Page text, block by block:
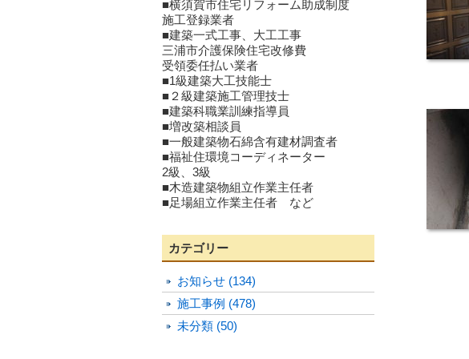
■横須賀市住宅リフォーム助成制度
施工登録業者
■建築一式工事、大工工事
三浦市介護保険住宅改修費
受領委任払い業者
■1級建築大工技能士
■２級建築施工管理技士
■建築科職業訓練指導員
■増改築相談員
■一般建築物石綿含有建材調査者
■福祉住環境コーディネーター
2級、3級
■木造建築物組立作業主任者
■足場組立作業主任者 など
カテゴリー
お知らせ (134)
施工事例 (478)
未分類 (50)